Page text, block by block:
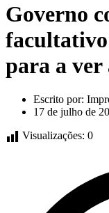
Governo
facultativo
para a ver
Escrito por:
17 de julho de
Visualizações: 0